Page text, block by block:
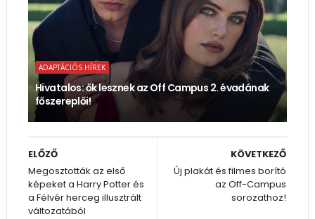
ADAPTÁCIÓS HÍREK
Hivatalos: ők lesznek az Off Campus 2. évadának
főszereplői!
KÖVETKEZŐ
Új plakát és filmes borító
az Off-Campus
sorozathoz!
ELŐZŐ
Megosztották az első
képeket a Harry Potter és
a Félvér herceg illusztrált
változatából